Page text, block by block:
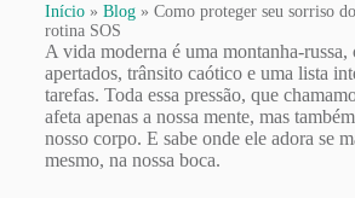
Início» Blog» Como proteger seu sorriso
rotina SOS
A vida moderna é uma montanha-russa,
apertados, trânsito caótico e uma lista
tarefas. Toda essa pressão, que
afeta apenas a nossa mente, mas
nosso corpo. E sabe onde ele adora se
mesmo, na nossa boca.